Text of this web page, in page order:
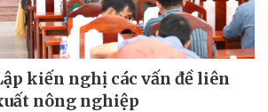
kiến nghị các vấn đề liên
nông nghiệp